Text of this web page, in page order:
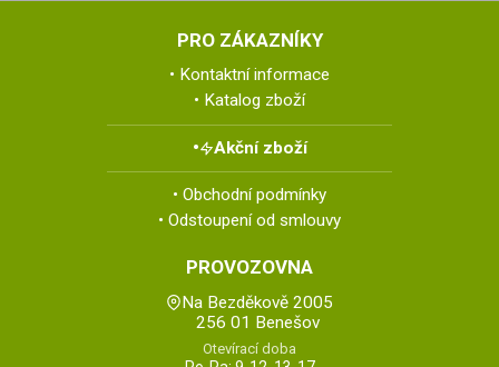
PRO ZÁKAZNÍKY
Kontaktní informace
Katalog zboží
Akční zboží
Obchodní podmínky
Odstoupení od smlouvy
PROVOZOVNA
Na Bezděkově 2005
256 01 Benešov
Otevírací doba